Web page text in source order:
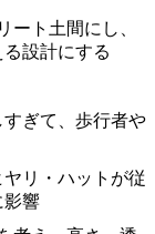
ート土間にし、
設計にする
ぎて、歩行者や
リ・ハットが従
影響